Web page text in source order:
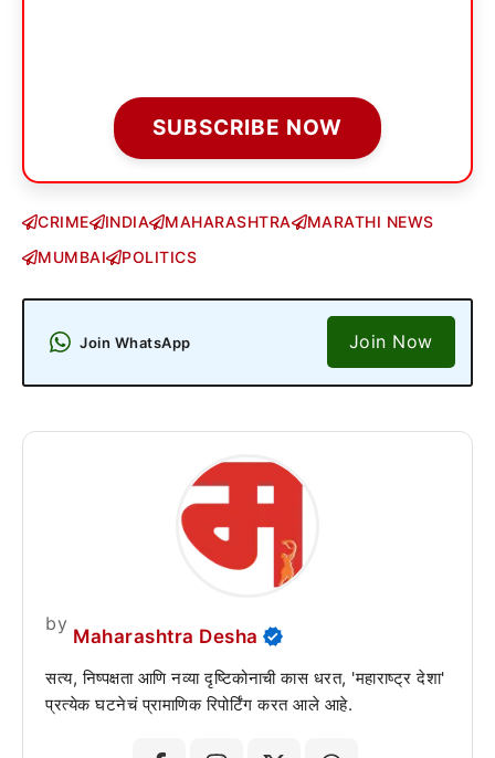
SUBSCRIBE NOW
CRIME INDIA MAHARASHTRA
MARATHI NEWS
MUMBAI
POLITICS
Join WhatsApp Join Now
by
Maharashtra Desha
सत्य, निष्पक्षता आणि नव्या दृष्टिकोनाची कास धरत, 'महाराष्ट्र देशा'
प्रत्येक घटनेचं प्रामाणिक रिपोर्टिंग करत आले आहे.